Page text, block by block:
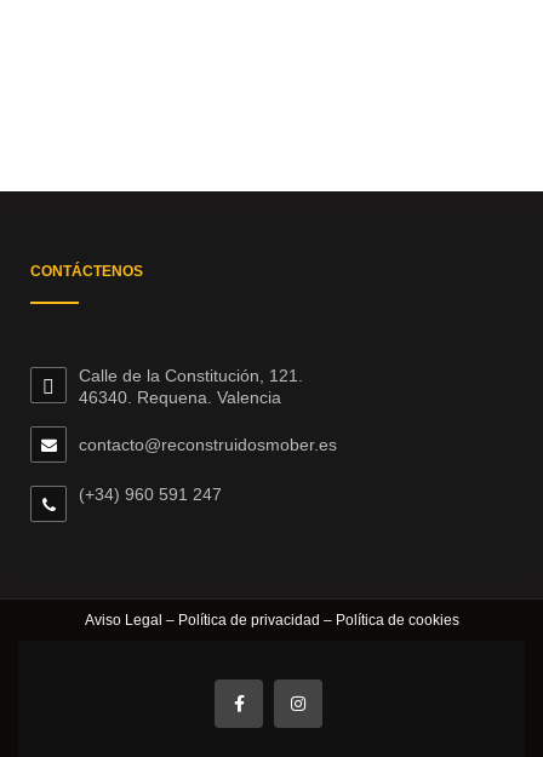
CONTÁCTENOS
Calle de la Constitución, 121.
46340. Requena. Valencia
contacto@reconstruidosmober.es
(+34) 960 591 247
Aviso Legal –Política de privacidad – Política de cookies